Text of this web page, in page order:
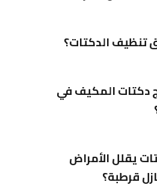
ملحوظ وقد تُخفض فاتورة
الدكتات؟
الكبيرة تحتاج يوماً كاملاً أو
دكتات المكيف في
فهذه إشارات
للفحص والتنظيف
يقلل الأمراض
قرطبة؟